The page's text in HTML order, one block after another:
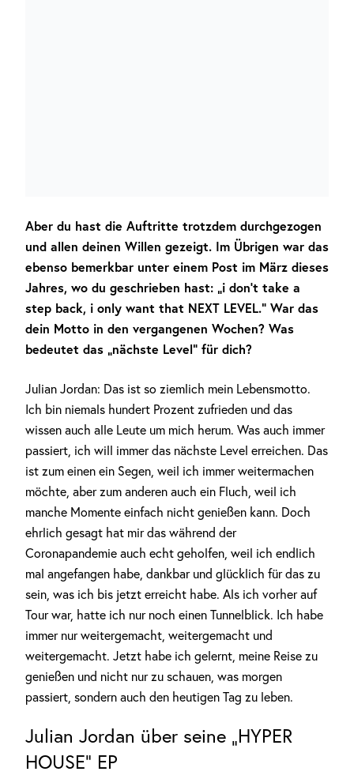
Aber du hast die Auftritte trotzdem durchgezogen
und allen deinen Willen gezeigt. Im Übrigen war das
ebenso bemerkbar unter einem Post im März dieses
Jahres, wo du geschrieben hast: „i don’t take a
step back, i only want that NEXT LEVEL.“ War das
dein Motto in den vergangenen Wochen? Was
bedeutet das „nächste Level“ für dich?
Julian Jordan: Das ist so ziemlich mein Lebensmotto.
Ich bin niemals hundert Prozent zufrieden und das
wissen auch alle Leute um mich herum. Was auch immer
passiert, ich will immer das nächste Level erreichen. Das
ist zum einen ein Segen, weil ich immer weitermachen
möchte, aber zum anderen auch ein Fluch, weil ich
manche Momente einfach nicht genießen kann. Doch
ehrlich gesagt hat mir das während der
Coronapandemie auch echt geholfen, weil ich endlich
mal angefangen habe, dankbar und glücklich für das zu
sein, was ich bis jetzt erreicht habe. Als ich vorher auf
Tour war, hatte ich nur noch einen Tunnelblick. Ich habe
immer nur weitergemacht, weitergemacht und
weitergemacht. Jetzt habe ich gelernt, meine Reise zu
genießen und nicht nur zu schauen, was morgen
passiert, sondern auch den heutigen Tag zu leben.
Julian Jordan über seine „HYPER
HOUSE“ EP